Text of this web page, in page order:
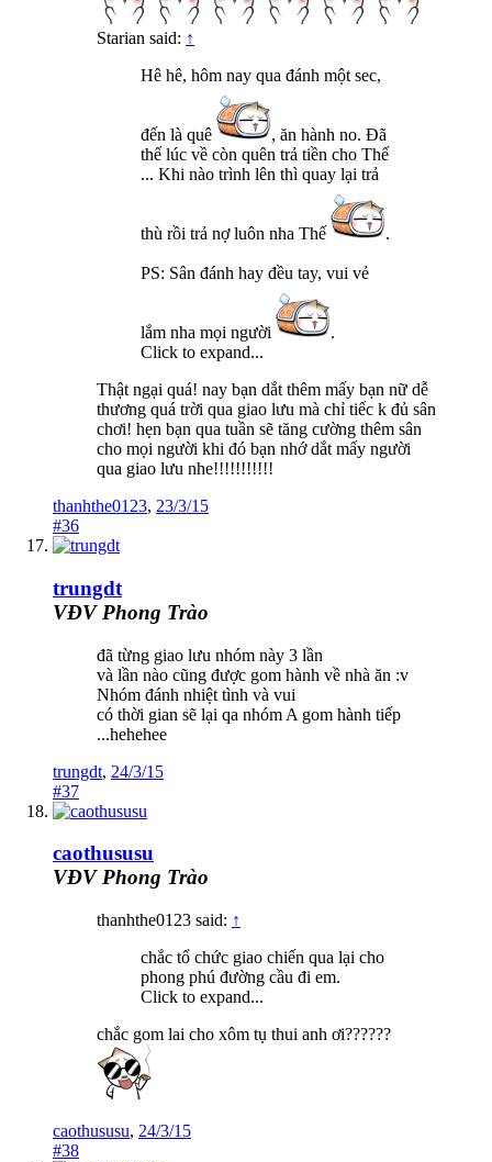
Starian said: ↑
Hê hê, hôm nay qua đánh một sec,
đến là quê
, ăn hành no. Đã
thế lúc về còn quên trả tiền cho Thế
... Khi nào trình lên thì quay lại trả
thù rồi trả nợ luôn nha Thế .
PS: Sân đánh hay đều tay, vui vẻ
lắm nha mọi người
.
Click to expand...
Thật ngại quá! nay bạn dắt thêm mấy bạn nữ dễ
thương quá trời qua giao lưu mà chỉ tiếc k đủ sân
chơi! hẹn bạn qua tuần sẽ tăng cường thêm sân
cho mọi người khi đó bạn nhớ dắt mấy người
qua giao lưu nhe!!!!!!!!!!!
thanhthe0123, 23/3/15
#36
trungdt
VĐV Phong Trào
đã từng giao lưu nhóm này 3 lần
và lần nào cũng được gom hành về nhà ăn :v
Nhóm đánh nhiệt tình và vui
có thời gian sẽ lại qa nhóm A gom hành tiếp
...hehehee
trungdt, 24/3/15
#37
caothususu
VĐV Phong Trào
thanhthe0123 said: ↑
chắc tổ chức giao chiến qua lại cho
phong phú đường cầu đi em.
Click to expand...
chắc gom lai cho xôm tụ thui anh ơi??????
caothususu, 24/3/15
#38